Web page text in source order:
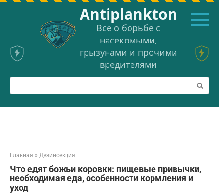
Перейти
Аntiplankton
Все о борьбе с
насекомыми,
грызунами и прочими
вредителями
Поиск:
Главная » Дезинсекция
Что едят божьи коровки: пищевые привычки,
необходимая еда, особенности кормления и
уход